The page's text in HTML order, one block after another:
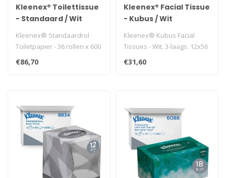
Kleenex® Toilettissue
- Standaard / Wit
Kleenex® Standaardrol
Toiletpapier - 36 rollen x 600
witte, 2-laags vellen (21...
€86,70
Kleenex® Facial Tissue
- Kubus / Wit
Kleenex® Kubus Facial
Tissues - Wit. 3-laags. 12x56
(672 vellen)..
€31,60